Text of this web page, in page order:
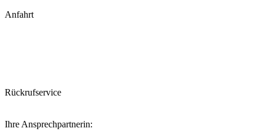
Anfahrt
Rückrufservice
Ihre Ansprechpartnerin: